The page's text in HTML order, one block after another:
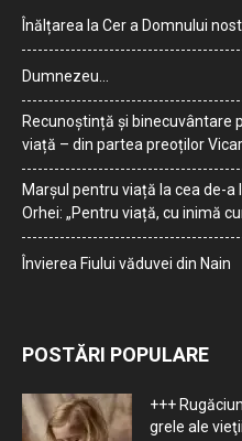
Înălțarea la Cer a Domnului
Dumnezeu…
Recunoștință și binecuvântare
viață – din partea preoților
Marșul pentru viață la cea de-a
Orhei: „Pentru viață, cu inimă
Învierea Fiului văduvei din Nain
POSTĂRI POPULARE
+++
grele ale vieţii